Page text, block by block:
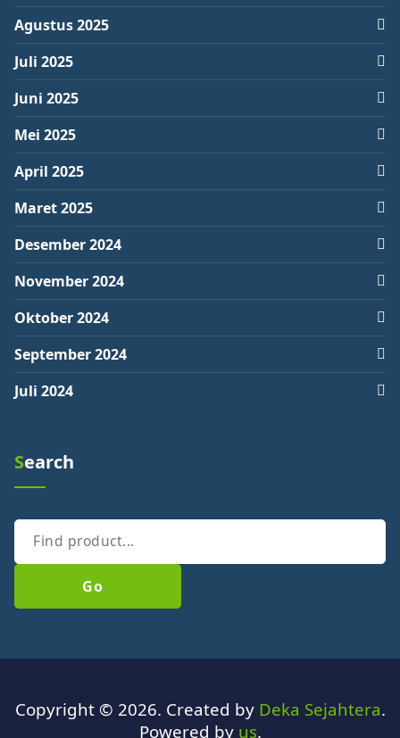
Agustus 2025
Juli 2025
Juni 2025
Mei 2025
April 2025
Maret 2025
Desember 2024
November 2024
Oktober 2024
September 2024
Juli 2024
Search
Go
Copyright © 2026. Created by Deka Sejahtera.
Powered by us.